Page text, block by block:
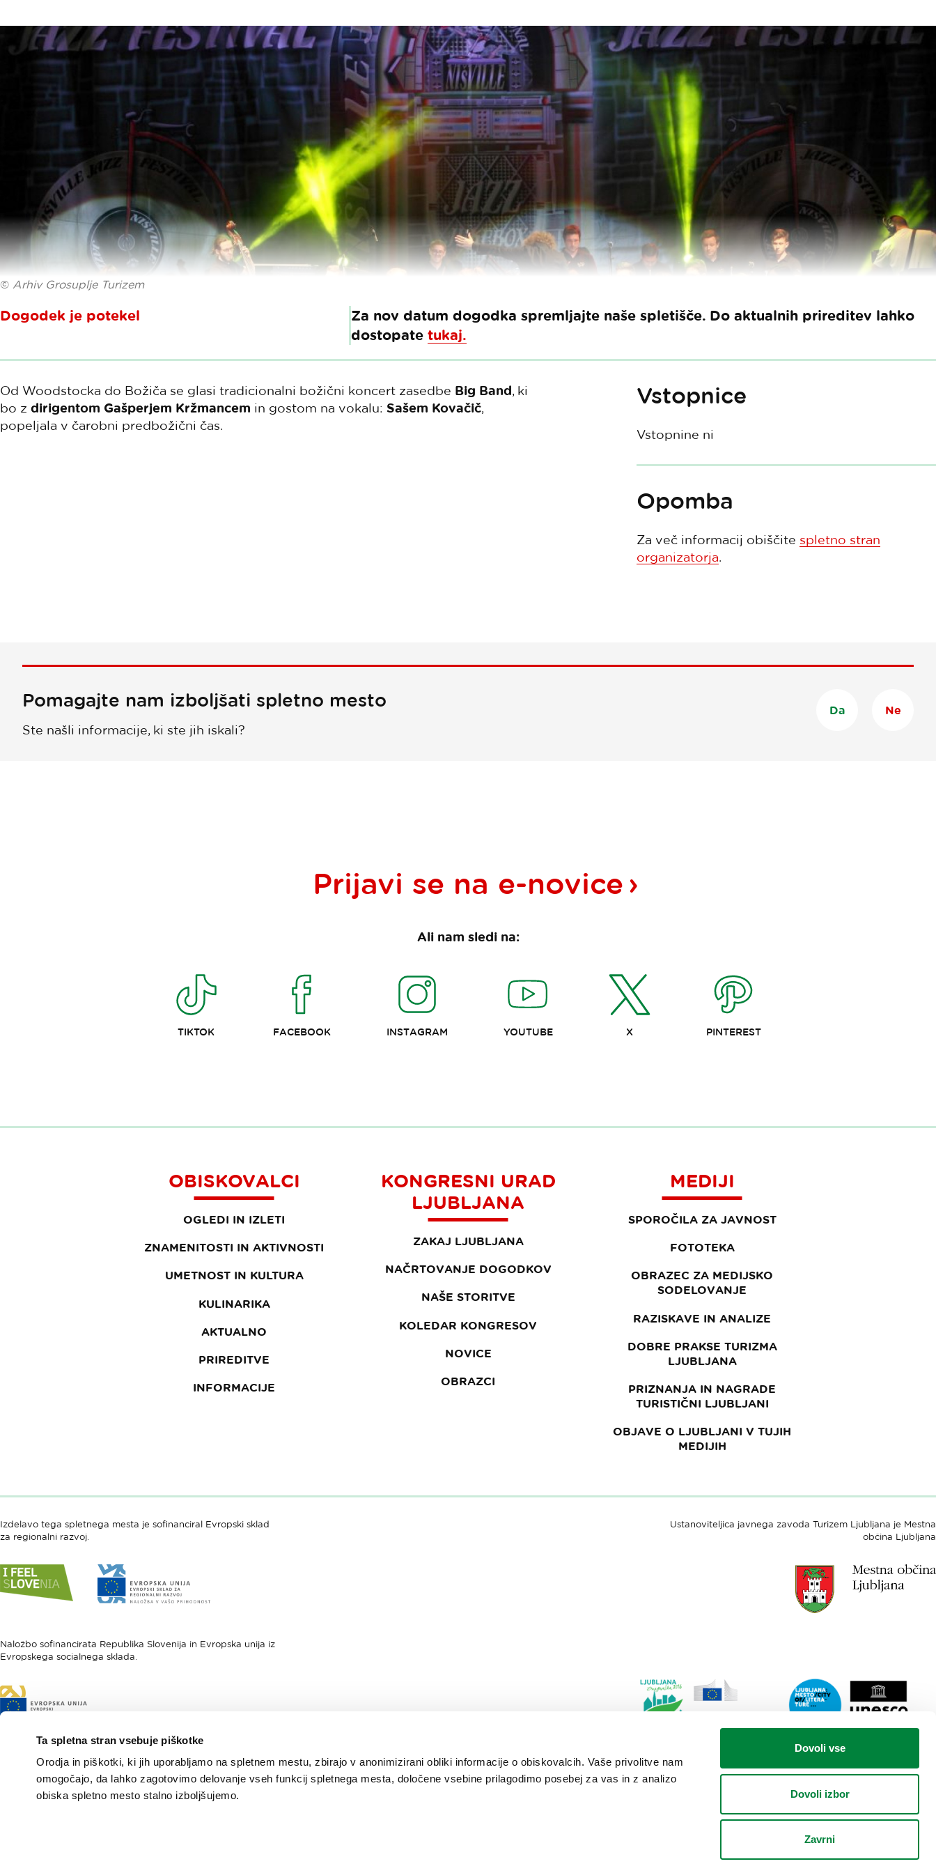
Ta spletna stran vsebuje piškotke
Orodja in piškotki, ki jih uporabljamo na spletnem mestu, zbirajo v anonimizirani obliki informacije o obiskovalcih. Vaše privolitve nam
omogočajo, da lahko zagotovimo delovanje vseh funkcij spletnega mesta, določene vsebine prilagodimo posebej za vas in z analizo
obiska spletno mesto stalno izboljšujemo.
Dovoli vse
Dovoli izbor
Zavrni
© Arhiv Grosuplje Turizem
Dogodek je potekel
Za nov datum dogodka spremljajte naše spletišče. Do aktualnih prireditev lahko
dostopate tukaj.
Od Woodstocka do Božiča se glasi tradicionalni božični koncert zasedbe Big Band, ki
bo z dirigentom Gašperjem Kržmancem in gostom na vokalu: Sašem Kovačič,
popeljala v čarobni predbožični čas.
Vstopnice
Vstopnine ni
Opomba
Za več informacij obiščite spletno stran
organizatorja.
Pomagajte nam izboljšati spletno mesto
Ste našli informacije, ki ste jih iskali?
Da Ne
Prijavi se na e-novice
Ali nam sledi na:
TIKTOK FACEBOOK INSTAGRAM YOUTUBE X PINTEREST
OBISKOVALCI
OGLEDI IN IZLETI
ZNAMENITOSTI IN AKTIVNOSTI
UMETNOST IN KULTURA
KULINARIKA
AKTUALNO
PRIREDITVE
INFORMACIJE
KONGRESNI URAD
LJUBLJANA
ZAKAJ LJUBLJANA
NAČRTOVANJE DOGODKOV
NAŠE STORITVE
KOLEDAR KONGRESOV
NOVICE
OBRAZCI
MEDIJI
SPOROČILA ZA JAVNOST
FOTOTEKA
OBRAZEC ZA MEDIJSKO
SODELOVANJE
RAZISKAVE IN ANALIZE
DOBRE PRAKSE TURIZMA
LJUBLJANA
PRIZNANJA IN NAGRADE
TURISTIČNI LJUBLJANI
OBJAVE O LJUBLJANI V TUJIH
MEDIJIH
Izdelavo tega spletnega mesta je sofinanciral Evropski sklad
za regionalni razvoj.
Link
do
spletne
feel
Slovenia
Link
do
spletne
unija
-
Naložbo sofinancirata Republika Slovenija in Evropska unija iz
Evropskega socialnega sklada.
Link
do
spletne
socialni
Ustanoviteljica javnega zavoda Turizem Ljubljana je Mestna
občina Ljubljana
spletne
Ljubljana.si
-
Evrope